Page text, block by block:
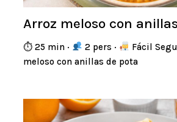
Arroz meloso con
⏱ 25 min · 2 pers ·
Fácil
meloso con anillas de pota